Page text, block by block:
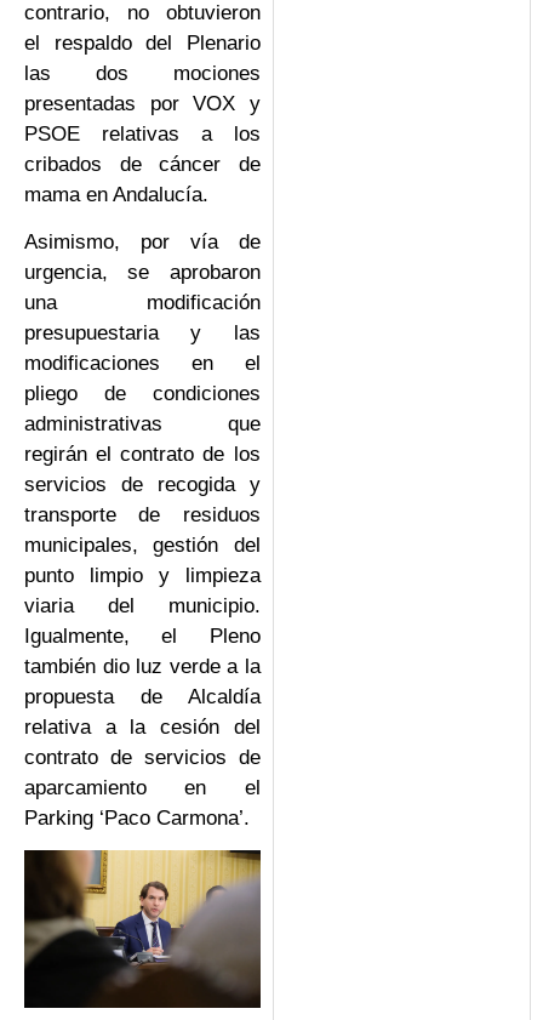
contrario, no obtuvieron
el respaldo del Plenario
las dos mociones
presentadas por VOX y
PSOE relativas a los
cribados de cáncer de
mama en Andalucía.
Asimismo, por vía de
urgencia, se aprobaron
una modificación
presupuestaria y las
modificaciones en el
pliego de condiciones
administrativas que
regirán el contrato de los
servicios de recogida y
transporte de residuos
municipales, gestión del
punto limpio y limpieza
viaria del municipio.
Igualmente, el Pleno
también dio luz verde a la
propuesta de Alcaldía
relativa a la cesión del
contrato de servicios de
aparcamiento en el
Parking ‘Paco Carmona’.